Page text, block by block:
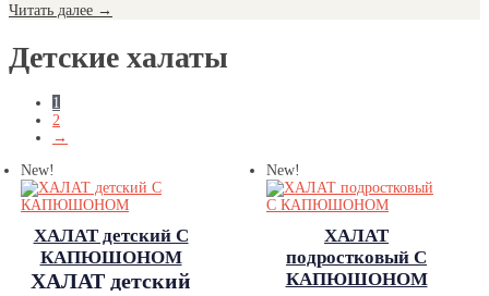
Читать далее →
Детские халаты
1
2
→
New!
ХАЛАТ детский С
КАПЮШОНОМ
ХАЛАТ детский
New!
ХАЛАТ
подростковый С
КАПЮШОНОМ